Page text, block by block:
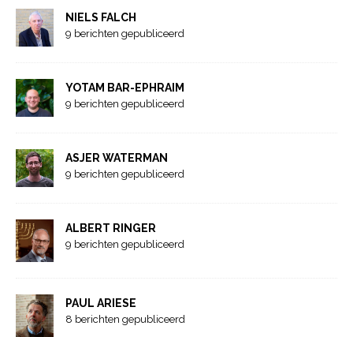
NIELS FALCH
9 berichten gepubliceerd
YOTAM BAR-EPHRAIM
9 berichten gepubliceerd
ASJER WATERMAN
9 berichten gepubliceerd
ALBERT RINGER
9 berichten gepubliceerd
PAUL ARIESE
8 berichten gepubliceerd